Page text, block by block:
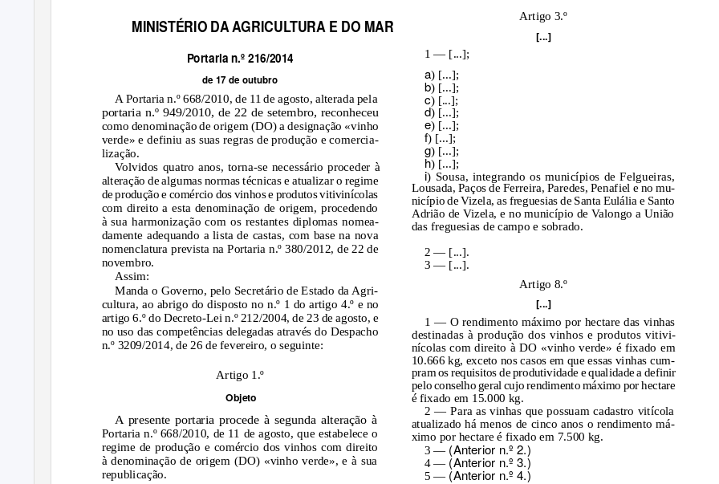
Artigo 3.º
MINISTÉRIO DA AGRICULTURA E DO MAR [...]
1 — [...];
Portaria n.º 216/2014
de 17 de outubro a) [...];
b) [...];
A Portaria n.º 668/2010, de 11 de agosto, alterada pela
portaria n.º 949/2010, de 22 de setembro, reconheceu
como denominação de origem (DO) a designação «vinho
verde» e definiu as suas regras de produção e comercia-
lização.
Volvidos quatro anos, torna-se necessário proceder à
alteração de algumas normas técnicas e atualizar o regime
de produção e comércio dos vinhos e produtos vitivinícolas
com direito a esta denominação de origem, procedendo
à sua harmonização com os restantes diplomas nomea-
damente adequando a lista de castas, com base na nova
nomenclatura prevista na Portaria n.º 380/2012, de 22 de
novembro.
c) [...];
d) [...];
e) [...];
f) [...];
g) [...];
h) [...];
i) Sousa, integrando os municípios de Felgueiras,
Lousada, Paços de Ferreira, Paredes, Penafiel e no mu-
nicípio de Vizela, as freguesias de Santa Eulália e Santo
Adrião de Vizela, e no município deValongo a União
das freguesias de campo e sobrado.
2 — [...].
3 — [...].
Assim:
Artigo 8.º
Manda o Governo, pelo Secretário de Estado da Agri-
cultura, ao abrigo do disposto no n.º 1 do artigo 4.º e no
artigo 6.º do Decreto-Lei n.º 212/2004, de 23 de agosto, e
no uso das competências delegadas através do Despacho
n.º 3209/2014, de 26 de fevereiro, o seguinte:
[...]
1 — O rendimento máximo por hectare das vinhas
destinadas à produção dos vinhos e produtos vitivi-
nícolas com direito à DO «vinho verde» é fixado em
10.666 kg, exceto nos casos em que essas vinhas cum-
pram os requisitos de produtividade e qualidade a definir
pelo conselho geral cujo rendimento máximo por hectare
é fixado em 15.000 kg.
Artigo 1.º
Objeto
2 — Para as vinhas que possuam cadastro vitícola
atualizado há menos de cinco anos o rendimento má-
ximo por hectare é fixado em 7.500 kg.
3 — (Anterior n.º 2.)
A presente portaria procede à segunda alteração à
Portaria n.º 668/2010, de 11 de agosto, que estabelece o
regime de produção e comércio dos vinhos com direito
à denominação de origem (DO) «vinho verde», e à sua
republicação.
4 — (Anterior n.º 3.)
5 — (Anterior n.º 4.)